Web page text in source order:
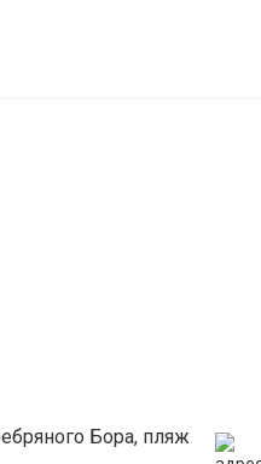
Бора, пляж